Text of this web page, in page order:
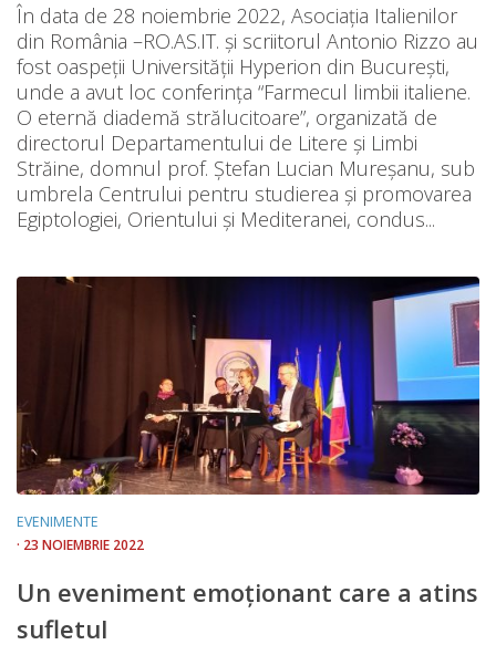
În data de 28 noiembrie 2022, Asociația Italienilor
din România –RO.AS.IT. și scriitorul Antonio Rizzo au
fost oaspeții Universității Hyperion din București,
unde a avut loc conferința “Farmecul limbii italiene.
O eternă diademă strălucitoare”, organizată de
directorul Departamentului de Litere și Limbi
Străine, domnul prof. Ştefan Lucian Mureșanu, sub
umbrela Centrului pentru studierea și promovarea
Egiptologiei, Orientului și Mediteranei, condus...
EVENIMENTE
· 23 NOIEMBRIE 2022
Un eveniment emoționant care a atins
sufletul